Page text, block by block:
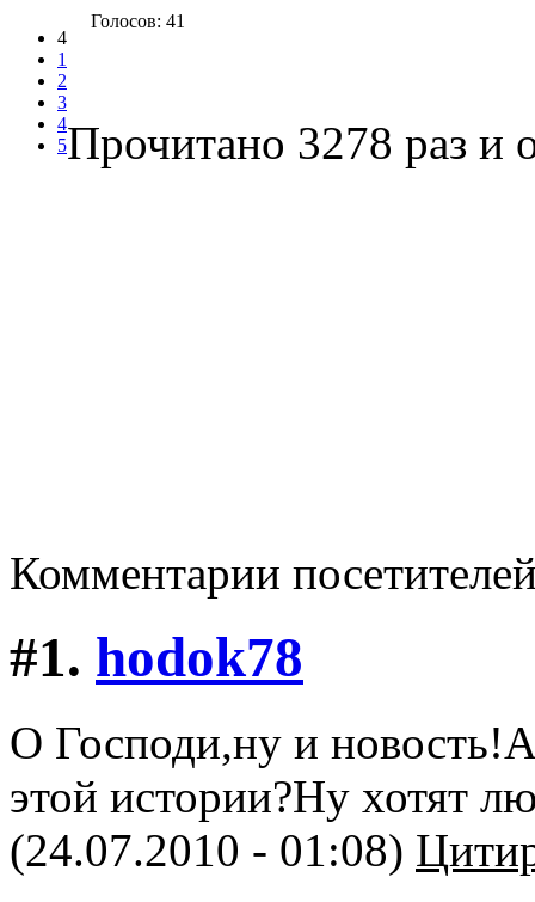
4
1
2
3
4
5
Голосов: 41
Прочитано 3278 раз и
Комментарии
#1. hodok78
О Господи,ну и
этой истории?Ну хотят
(24.07.2010 - 01:08)